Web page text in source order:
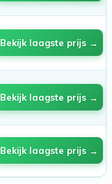
Bekijk laagste prijs →
Bekijk laagste prijs →
Bekijk laagste prijs →